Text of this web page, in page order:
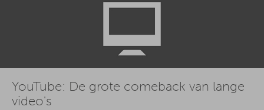
YouTube: De grote comeback van lange
video's